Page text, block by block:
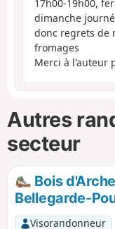
17h00-19h00,
dimanche
donc regrets de
fromages
Merci à l'auteur
Autres
secteur
Bois
Bellegarde-
Visorandonneur